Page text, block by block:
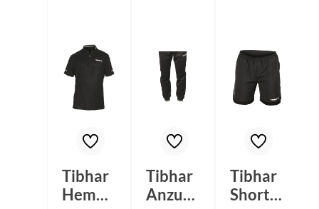
Tibhar
Hemd
Tibhar
Anzugh
Tibhar
Short